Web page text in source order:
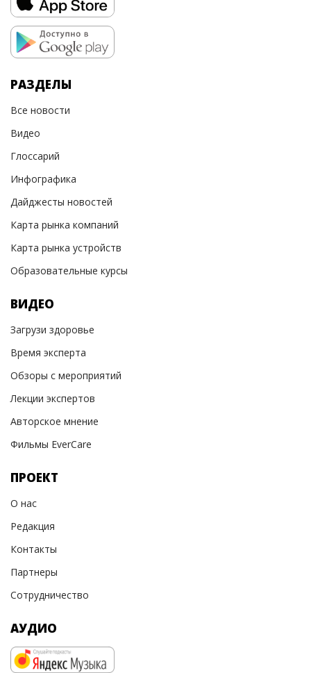
РАЗДЕЛЫ
Все новости
Видео
Глоссарий
Инфографика
Дайджесты новостей
Карта рынка компаний
Карта рынка устройств
Образовательные курсы
ВИДЕО
Загрузи здоровье
Время эксперта
Обзоры с мероприятий
Лекции экспертов
Авторское мнение
Фильмы EverCare
ПРОЕКТ
О нас
Редакция
Контакты
Партнеры
Сотрудничество
АУДИО